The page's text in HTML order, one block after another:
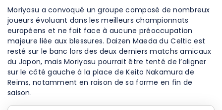
Moriyasu a convoqué un groupe composé de nombreux
joueurs évoluant dans les meilleurs championnats
européens et ne fait face à aucune préoccupation
majeure liée aux blessures. Daizen Maeda du Celtic est
resté sur le banc lors des deux derniers matchs amicaux
du Japon, mais Moriyasu pourrait être tenté de l’aligner
sur le côté gauche à la place de Keito Nakamura de
Reims, notamment en raison de sa forme en fin de
saison.